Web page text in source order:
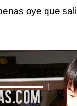
oye que